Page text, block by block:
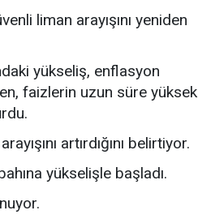
liman arayışını yeniden
yükseliş, enflasyon
faizlerin uzun süre yüksek
artırdığını belirtiyor.
yükselişle başladı.